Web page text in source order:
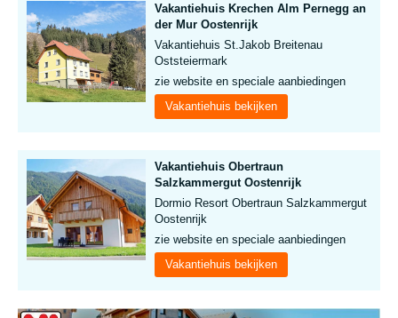
Vakantiehuis Krechen Alm Pernegg an
der Mur Oostenrijk
Vakantiehuis St.Jakob Breitenau
Oststeiermark
zie website en speciale aanbiedingen
Vakantiehuis bekijken
Vakantiehuis Obertraun
Salzkammergut Oostenrijk
Dormio Resort Obertraun Salzkammergut
Oostenrijk
zie website en speciale aanbiedingen
Vakantiehuis bekijken